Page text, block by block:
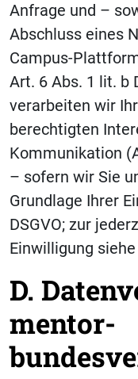
Anfrage und –
Abschluss eines
Campus-
Art. 6 Abs. 1 lit. b
verarbeiten wir
berechtigten
Kommunikation
– sofern wir Sie
Grundlage Ihrer
DSGVO; zur
Einwilligung siehe
D.
mentor-